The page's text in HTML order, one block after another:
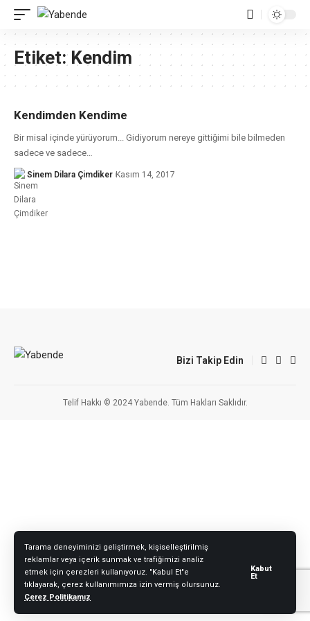
Tarama deneyiminizi geliştirmek, kişiselleştirilmiş
reklamlar veya içerik sunmak ve trafiğimizi analiz
etmek için çerezleri kullanıyoruz. "Kabul Et"e
tıklayarak, çerez kullanımımıza izin vermiş olursunuz.
Çerez Politikamız
Kabut
Et
Etiket: Kendim
Kendimden Kendime
Bir misal içinde yürüyorum... Gidiyorum nereye gittiğimi bile bilmeden
sadece ve sadece…
Sinem Dilara Çimdiker Kasım 14, 2017
Bizi Takip Edin
Telif Hakkı © 2024 Yabende. Tüm Hakları Saklıdır.